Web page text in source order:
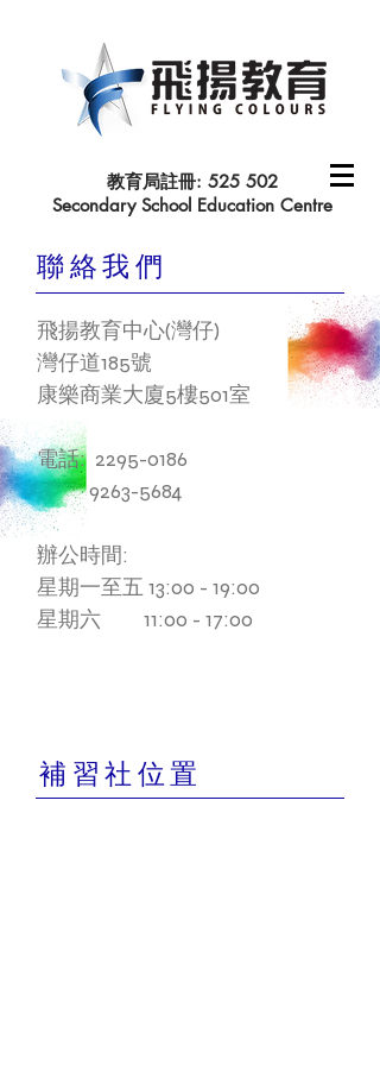
教育局註冊: 525 502
Secondary School Education Centre
聯絡我們
飛揚教育中心(灣仔)
灣仔道185號
康樂商業大廈5樓501室
電話: 2295-0186
9263-5684
辦公時間:
星期一至五 13:00 - 19:00
星期六 11:00 - 17:00
​補習社位置